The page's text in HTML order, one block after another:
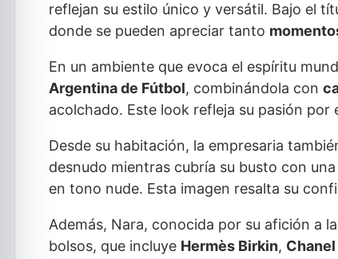
reflejan su estilo único y versátil. Bajo el
donde se pueden apreciar tanto
En un ambiente que evoca el espíritu
Argentina de Fútbol, combinándola con
acolchado. Este look refleja su pasión por
Desde su habitación, la empresaria
desnudo mientras cubría su busto con
en tono nude. Esta imagen resalta su
Además, Nara, conocida por su afición a
bolsos, que incluye Hermès Birkin, Chanel